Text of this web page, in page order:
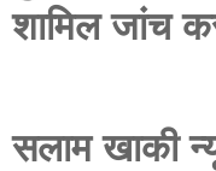
शामिल जांच
सलाम खाकी